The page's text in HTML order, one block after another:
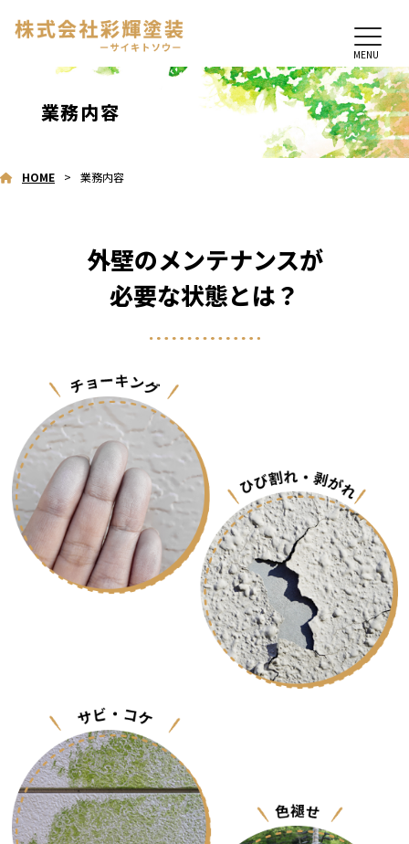
MENU
業務内容
HOME 業務内容
外壁のメンテナンスが
必要な状態とは？